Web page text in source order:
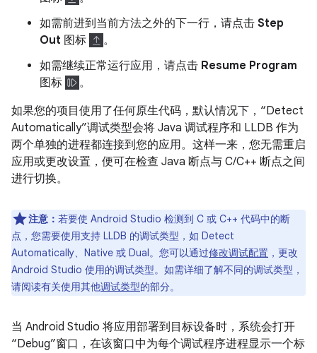
如需前进到当前方法之外的下一行，请点击 Step
Out 图标
。
如需继续正常运行应用，请点击 Resume Program
图标
。
如果您的项目使用了任何原生代码，默认情况下，“Detect
Automatically”调试类型会将 Java 调试程序和 LLDB 作为
两个单独的进程都连接到您的应用。这样一来，您无需重启
应用或更改设置，便可在检查 Java 断点与 C/C++ 断点之间
进行切换。
注意： 若要使 Android Studio 检测到 C 或 C++ 代码中的断
点，您需要使用支持 LLDB 的调试类型，如 Detect
Automatically、Native 或 Dual。您可以通过修改调试配置 ，更改
Android Studio 使用的调试类型。如需详细了解不同的调试类型，
请阅读有关使用其他调试类型的部分。
当 Android Studio 将应用部署到目标设备时，系统会打开
“Debug”窗口，在该窗口中为每个调试程序进程显示一个标